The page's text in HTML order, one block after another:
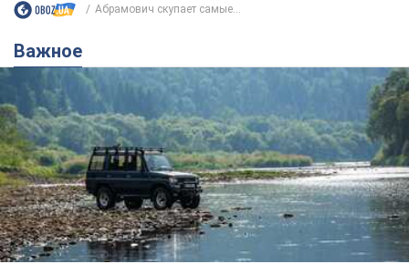
Абрамович скупает самые...
Важное